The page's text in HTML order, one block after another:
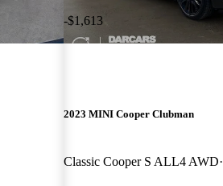
-$1,613
2023 MINI Cooper Clubman
Classic Cooper S ALL4 AWD